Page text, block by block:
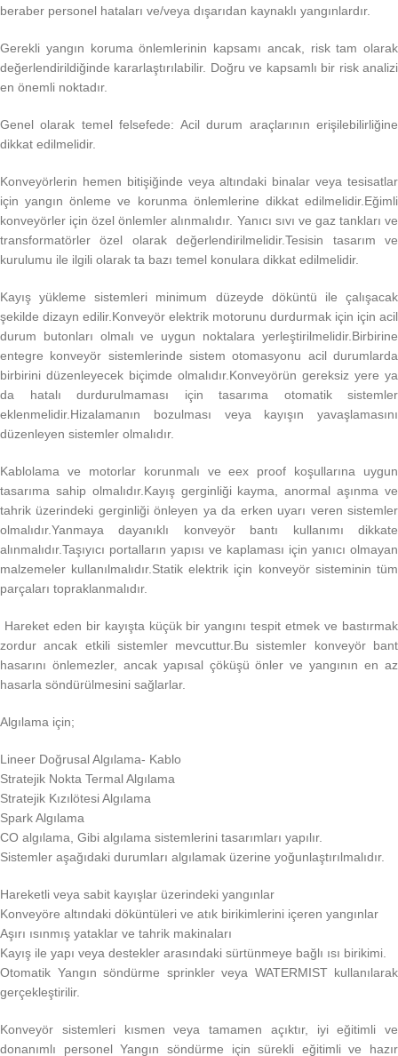
beraber personel hataları ve/veya dışarıdan kaynaklı yangınlardır.
Gerekli yangın koruma önlemlerinin kapsamı ancak, risk tam olarak
değerlendirildiğinde kararlaştırılabilir. Doğru ve kapsamlı bir risk analizi
en önemli noktadır.
Genel olarak temel felsefede: Acil durum araçlarının erişilebilirliğine
dikkat edilmelidir.
Konveyörlerin hemen bitişiğinde veya altındaki binalar veya tesisatlar
için yangın önleme ve korunma önlemlerine dikkat edilmelidir.Eğimli
konveyörler için özel önlemler alınmalıdır. Yanıcı sıvı ve gaz tankları ve
transformatörler özel olarak değerlendirilmelidir.Tesisin tasarım ve
kurulumu ile ilgili olarak ta bazı temel konulara dikkat edilmelidir.
Kayış yükleme sistemleri minimum düzeyde döküntü ile çalışacak
şekilde dizayn edilir.Konveyör elektrik motorunu durdurmak için için acil
durum butonları olmalı ve uygun noktalara yerleştirilmelidir.Birbirine
entegre konveyör sistemlerinde sistem otomasyonu acil durumlarda
birbirini düzenleyecek biçimde olmalıdır.Konveyörün gereksiz yere ya
da hatalı durdurulmaması için tasarıma otomatik sistemler
eklenmelidir.Hizalamanın bozulması veya kayışın yavaşlamasını
düzenleyen sistemler olmalıdır.
Kablolama ve motorlar korunmalı ve eex proof koşullarına uygun
tasarıma sahip olmalıdır.Kayış gerginliği kayma, anormal aşınma ve
tahrik üzerindeki gerginliği önleyen ya da erken uyarı veren sistemler
olmalıdır.Yanmaya dayanıklı konveyör bantı kullanımı dikkate
alınmalıdır.Taşıyıcı portalların yapısı ve kaplaması için yanıcı olmayan
malzemeler kullanılmalıdır.Statik elektrik için konveyör sisteminin tüm
parçaları topraklanmalıdır.
Hareket eden bir kayışta küçük bir yangını tespit etmek ve bastırmak
zordur ancak etkili sistemler mevcuttur.Bu sistemler konveyör bant
hasarını önlemezler, ancak yapısal çöküşü önler ve yangının en az
hasarla söndürülmesini sağlarlar.
Algılama için;
Lineer Doğrusal Algılama- Kablo
Stratejik Nokta Termal Algılama
Stratejik Kızılötesi Algılama
Spark Algılama
CO algılama, Gibi algılama sistemlerini tasarımları yapılır.
Sistemler aşağıdaki durumları algılamak üzerine yoğunlaştırılmalıdır.
Hareketli veya sabit kayışlar üzerindeki yangınlar
Konveyöre altındaki döküntüleri ve atık birikimlerini içeren yangınlar
Aşırı ısınmış yataklar ve tahrik makinaları
Kayış ile yapı veya destekler arasındaki sürtünmeye bağlı ısı birikimi.
Otomatik Yangın söndürme sprinkler veya WATERMIST kullanılarak
gerçekleştirilir.
Konveyör sistemleri kısmen veya tamamen açıktır, iyi eğitimli ve
donanımlı personel Yangın söndürme için sürekli eğitimli ve hazır